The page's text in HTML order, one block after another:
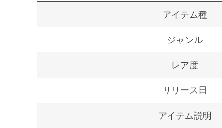
アイテム種
ジャンル
レア度
リリース日
アイテム説明